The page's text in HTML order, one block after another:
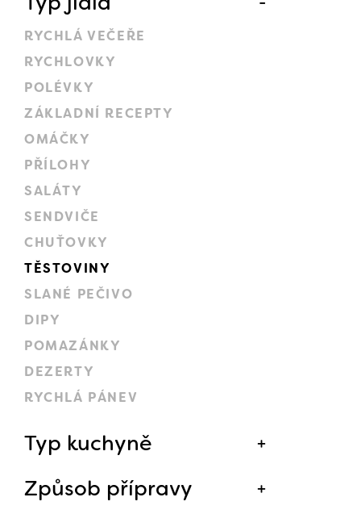
RYCHLÁ VEČEŘE
RYCHLOVKY
POLÉVKY
ZÁKLADNÍ RECEPTY
OMÁČKY
PŘÍLOHY
SALÁTY
SENDVIČE
CHUŤOVKY
TĚSTOVINY
SLANÉ PEČIVO
DIPY
POMAZÁNKY
DEZERTY
RYCHLÁ PÁNEV
Typ kuchyně
Způsob přípravy